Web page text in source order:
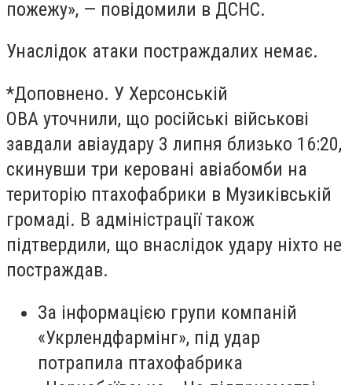
пожежу», — повідомили в ДСНС.
Унаслідок атаки постраждалих немає.
*Доповнено. У Херсонській
ОВА уточнили, що російські військові
завдали авіаудару 3 липня близько 16:20,
скинувши три керовані авіабомби на
територію птахофабрики в Музиківській
громаді. В адміністрації також
підтвердили, що внаслідок удару ніхто не
постраждав.
За інформацією групи компаній
«Укрлендфармінг», під удар
потрапила птахофабрика